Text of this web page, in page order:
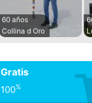
60 años
Collina d Oro
Gratis
100%